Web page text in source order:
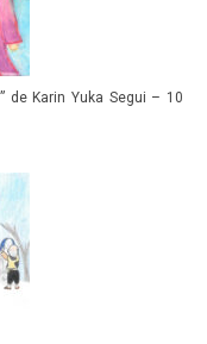
de Karin Yuka Segui – 10